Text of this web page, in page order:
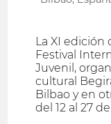
La XI edición
Festival
Juvenil,
cultural
Bilbao y en
del 12 al 27